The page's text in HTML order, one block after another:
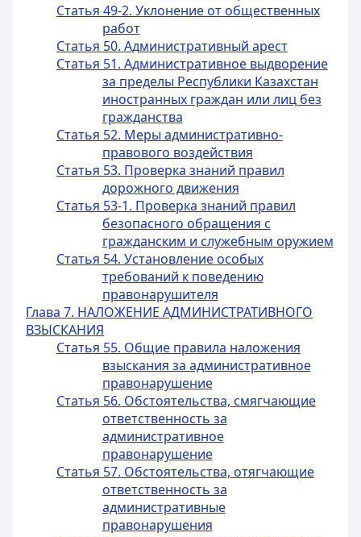
Статья 49-2. Уклонение от общественных
работ
Статья 50. Административный арест
Статья 51. Административное выдворение
за пределы Республики Казахстан
иностранных граждан или лиц без
гражданства
Статья 52. Меры административно-
правового воздействия
Статья 53. Проверка знаний правил
дорожного движения
Статья 53-1. Проверка знаний правил
безопасного обращения с
гражданским и служебным оружием
Статья 54. Установление особых
требований к поведению
правонарушителя
Глава 7. НАЛОЖЕНИЕ АДМИНИСТРАТИВНОГО
ВЗЫСКАНИЯ
Статья 55. Общие правила наложения
взыскания за административное
правонарушение
Статья 56. Обстоятельства, смягчающие
ответственность за
административное
правонарушение
Статья 57. Обстоятельства, отягчающие
ответственность за
административные
правонарушения